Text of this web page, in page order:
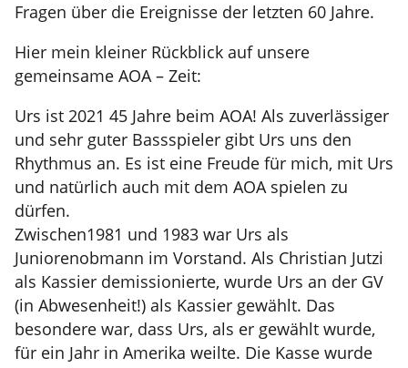
Fragen über die Ereignisse der letzten 60 Jahre.
Hier mein kleiner Rückblick auf unsere
gemeinsame AOA – Zeit:
Urs ist 2021 45 Jahre beim AOA! Als zuverlässiger
und sehr guter Bassspieler gibt Urs uns den
Rhythmus an. Es ist eine Freude für mich, mit Urs
und natürlich auch mit dem AOA spielen zu
dürfen.
Zwischen1981 und 1983 war Urs als
Juniorenobmann im Vorstand. Als Christian Jutzi
als Kassier demissionierte, wurde Urs an der GV
(in Abwesenheit!) als Kassier gewählt. Das
besondere war, dass Urs, als er gewählt wurde,
für ein Jahr in Amerika weilte. Die Kasse wurde